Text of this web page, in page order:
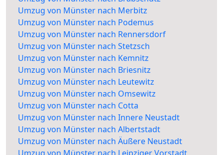
Umzug von Münster nach Merbitz
Umzug von Münster nach Podemus
Umzug von Münster nach Rennersdorf
Umzug von Münster nach Stetzsch
Umzug von Münster nach Kemnitz
Umzug von Münster nach Briesnitz
Umzug von Münster nach Leutewitz
Umzug von Münster nach Omsewitz
Umzug von Münster nach Cotta
Umzug von Münster nach Innere Neustadt
Umzug von Münster nach Albertstadt
Umzug von Münster nach Äußere Neustadt